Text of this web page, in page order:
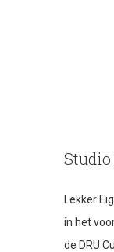
Lekker
in het
de DRU